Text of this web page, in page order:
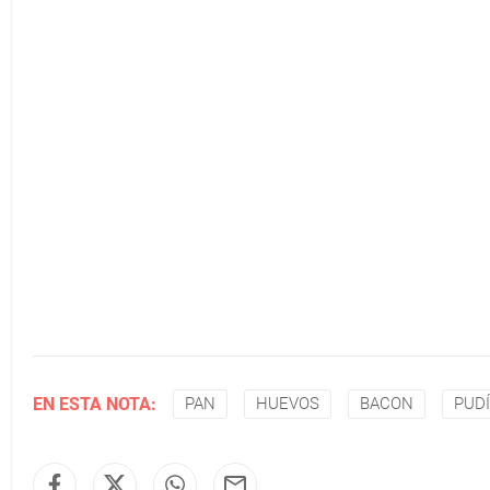
EN ESTA NOTA: PAN HUEVOS BACON